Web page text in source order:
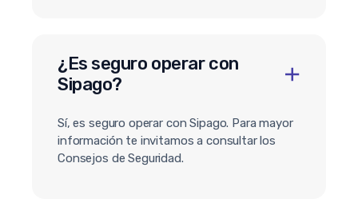
¿Es seguro operar con
Sipago?
Sí, es seguro operar con Sipago. Para mayor
información te invitamos a consultar los
Consejos de Seguridad.